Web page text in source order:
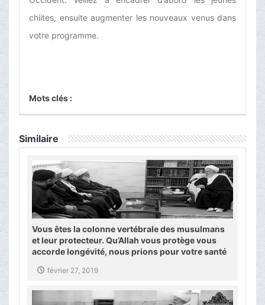
chiites, ensuite augmenter les nouveaux venus dans
votre programme.
Mots clés :
Similaire
Vous êtes la colonne vertébrale des musulmans
et leur protecteur. Qu’Allah vous protège vous
accorde longévité, nous prions pour votre santé
février 27, 2019